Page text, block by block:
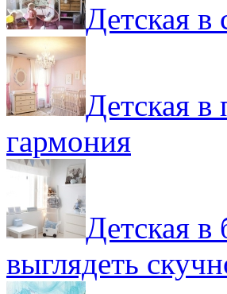
Детская в
Детская в
гармония
Детская в
выглядеть